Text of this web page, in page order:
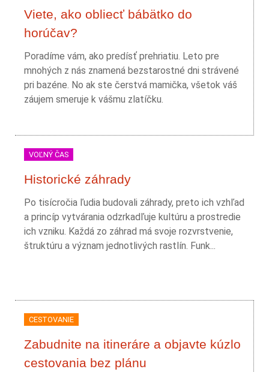
Viete, ako obliecť bábätko do
horúčav?
Poradíme vám, ako predísť prehriatiu. Leto pre
mnohých z nás znamená bezstarostné dni strávené
pri bazéne. No ak ste čerstvá mamička, všetok váš
záujem smeruje k vášmu zlatíčku.
VOĽNÝ ČAS
Historické záhrady
Po tisícročia ľudia budovali záhrady, preto ich vzhľad
a princíp vytvárania odzrkadľuje kultúru a prostredie
ich vzniku. Každá zo záhrad má svoje rozvrstvenie,
štruktúru a význam jednotlivých rastlín. Funk...
CESTOVANIE
Zabudnite na itineráre a objavte kúzlo
cestovania bez plánu